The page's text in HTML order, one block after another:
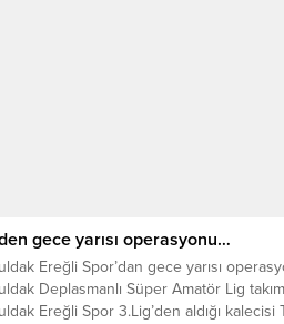
gece yarısı operasyonu…
Ereğli Spor’dan gece yarısı
Deplasmanlı Süper Amatör Lig
Ereğli Spor 3.Lig’den aldığı kalecisi